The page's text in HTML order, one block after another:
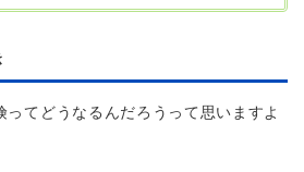
てどうなるんだろうって思いますよ